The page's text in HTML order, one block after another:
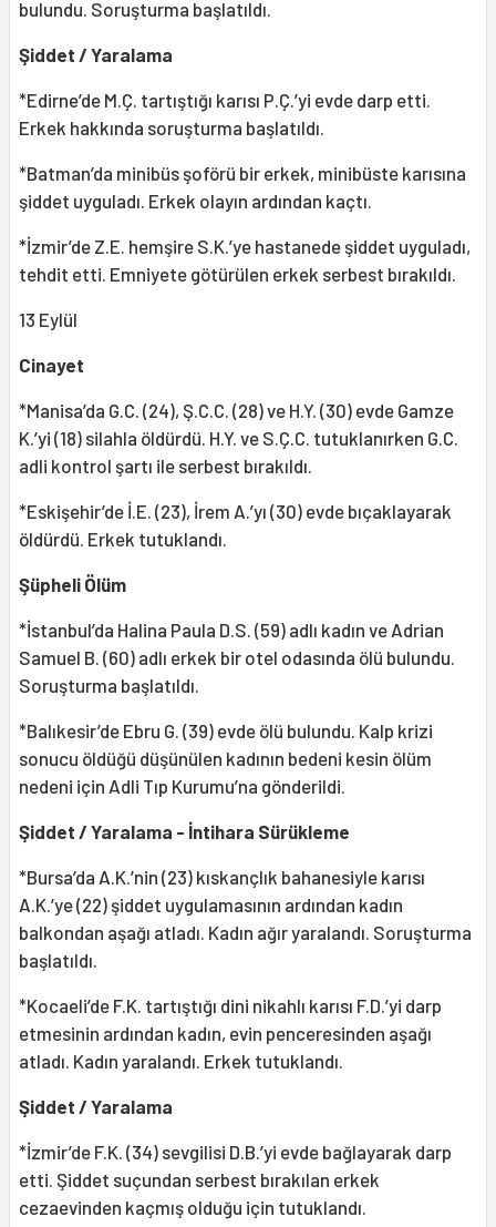
bulundu. Soruşturma başlatıldı.
Şiddet / Yaralama
*Edirne’de M.Ç. tartıştığı karısı P.Ç.’yi evde darp etti.
Erkek hakkında soruşturma başlatıldı.
*Batman’da minibüs şoförü bir erkek, minibüste karısına
şiddet uyguladı. Erkek olayın ardından kaçtı.
*İzmir’de Z.E. hemşire S.K.’ye hastanede şiddet uyguladı,
tehdit etti. Emniyete götürülen erkek serbest bırakıldı.
13 Eylül
Cinayet
*Manisa’da G.C. (24), Ş.C.C. (28) ve H.Y. (30) evde Gamze
K.’yi (18) silahla öldürdü. H.Y. ve S.Ç.C. tutuklanırken G.C.
adli kontrol şartı ile serbest bırakıldı.
*Eskişehir’de İ.E. (23), İrem A.’yı (30) evde bıçaklayarak
öldürdü. Erkek tutuklandı.
Şüpheli Ölüm
*İstanbul’da Halina Paula D.S. (59) adlı kadın ve Adrian
Samuel B. (60) adlı erkek bir otel odasında ölü bulundu.
Soruşturma başlatıldı.
*Balıkesir’de Ebru G. (39) evde ölü bulundu. Kalp krizi
sonucu öldüğü düşünülen kadının bedeni kesin ölüm
nedeni için Adli Tıp Kurumu’na gönderildi.
Şiddet / Yaralama - İntihara Sürükleme
*Bursa’da A.K.’nin (23) kıskançlık bahanesiyle karısı
A.K.’ye (22) şiddet uygulamasının ardından kadın
balkondan aşağı atladı. Kadın ağır yaralandı. Soruşturma
başlatıldı.
*Kocaeli’de F.K. tartıştığı dini nikahlı karısı F.D.’yi darp
etmesinin ardından kadın, evin penceresinden aşağı
atladı. Kadın yaralandı. Erkek tutuklandı.
Şiddet / Yaralama
*İzmir’de F.K. (34) sevgilisi D.B.’yi evde bağlayarak darp
etti. Şiddet suçundan serbest bırakılan erkek
cezaevinden kaçmış olduğu için tutuklandı.